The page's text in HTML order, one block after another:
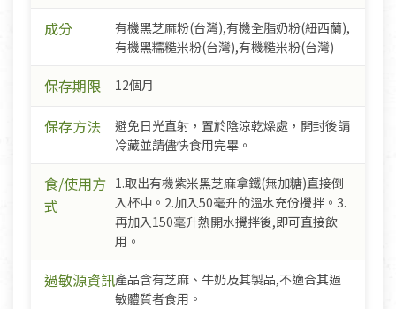
成分
有機黑芝麻粉(台灣),有機全脂奶粉(紐西蘭),
有機黑糯糙米粉(台灣),有機糙米粉(台灣)
保存期限 12個月
保存方法
避免日光直射，置於陰涼乾燥處，開封後請
冷藏並請儘快食用完畢。
食/使用方
式
1.取出有機紫米黑芝麻拿鐵(無加糖)直接倒
入杯中。2.加入50毫升的溫水充份攪拌。3.
再加入150毫升熱開水攪拌後,即可直接飲
用。
過敏源資訊產品含有芝麻、牛奶及其製品,不適合其過
敏體質者食用。